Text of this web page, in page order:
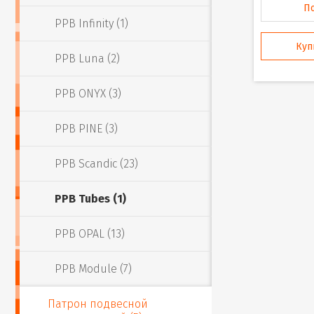
PPB Infinity (1)
PPB Luna (2)
PPB ONYX (3)
PPB PINE (3)
PPB Scandic (23)
PPB Tubes (1)
PPB OPAL (13)
PPB Module (7)
Патрон подвесной